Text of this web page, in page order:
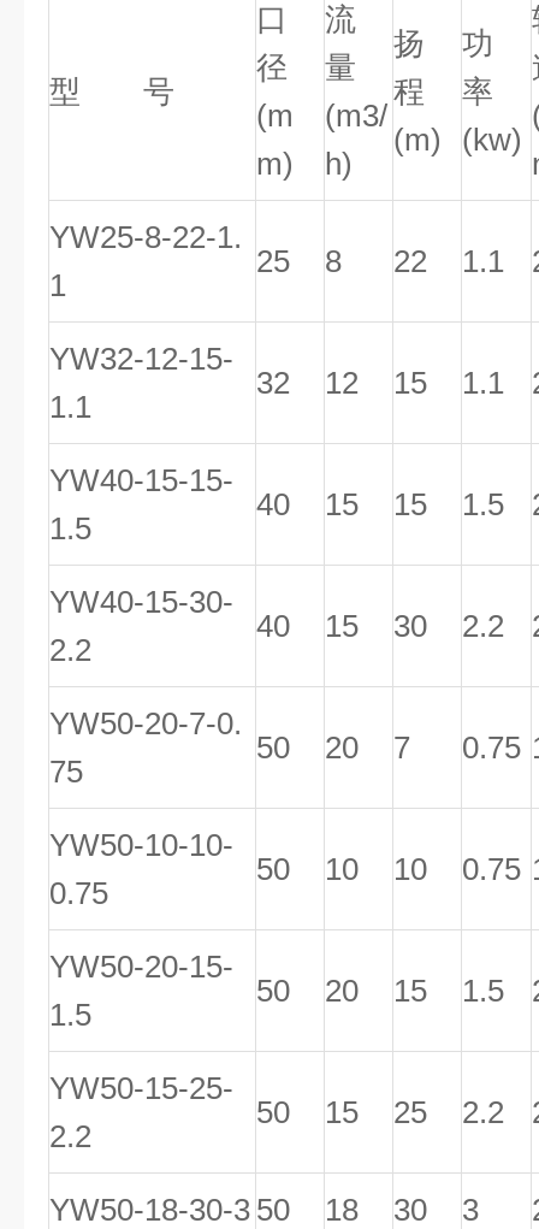
型 号
口
径
(m
m)
流
量
(m3/
h)
扬
程
(m)
功
率
(kw)
YW25-8-22-1.
1
25 8 22 1.1
YW32-12-15-
1.1
32 12 15 1.1
YW40-15-15-
1.5
40 15 15 1.5
YW40-15-30-
2.2
40 15 30 2.2
YW50-20-7-0.
75
50 20 7 0.75
YW50-10-10-
0.75
50 10 10 0.75
YW50-20-15-
1.5
50 20 15 1.5
YW50-15-25-
2.2
50 15 25 2.2
YW50-18-30-3 50 18 30 3